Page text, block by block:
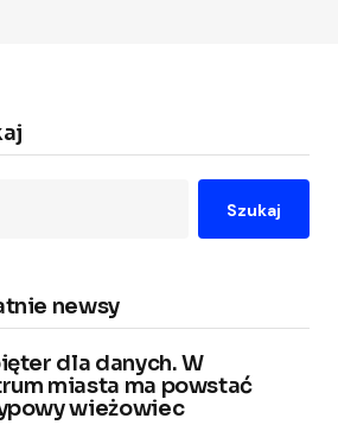
Szukaj
newsy
dla danych. W
miasta ma powstać
wieżowiec